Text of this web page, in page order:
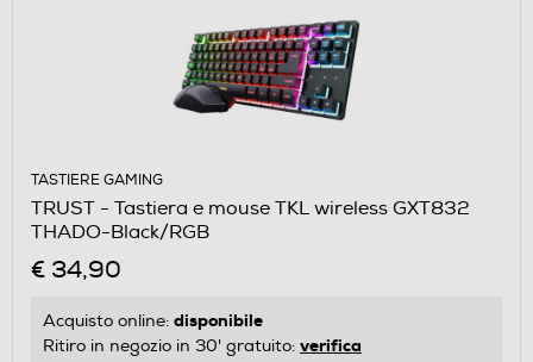
TASTIERE GAMING
TRUST - Tastiera e mouse TKL wireless GXT832
THADO-Black/RGB
€ 34,90
Acquisto online: disponibile
Ritiro in negozio in 30' gratuito: verifica